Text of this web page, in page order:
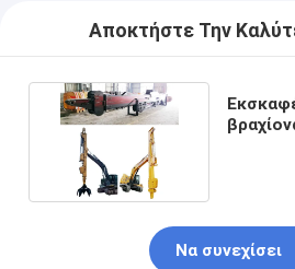
Αποκτήστε Την
Να συνεχίσει